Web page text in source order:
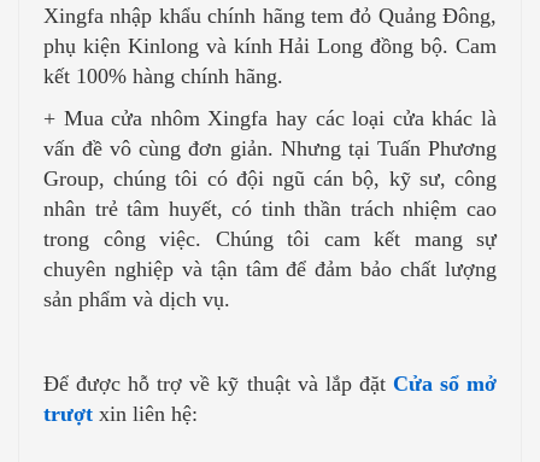
Xingfa nhập khẩu chính hãng tem đỏ Quảng Đông,
phụ kiện Kinlong và kính Hải Long đồng bộ. Cam
kết 100% hàng chính hãng.
+ Mua cửa nhôm Xingfa hay các loại cửa khác là
vấn đề vô cùng đơn giản. Nhưng tại Tuấn Phương
Group, chúng tôi có đội ngũ cán bộ, kỹ sư, công
nhân trẻ tâm huyết, có tinh thần trách nhiệm cao
trong công việc. Chúng tôi cam kết mang sự
chuyên nghiệp và tận tâm để đảm bảo chất lượng
sản phẩm và dịch vụ.
Để được hỗ trợ về kỹ thuật và lắp đặt Cửa sổ mở
trượt xin liên hệ: